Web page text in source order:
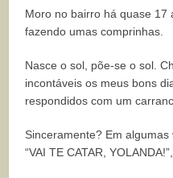
Moro no bairro há quase 17
fazendo umas comprinhas.
Nasce o sol, põe-se o sol.
incontáveis os meus bons
respondidos com um
Sinceramente? Em
“VAI TE CATAR,